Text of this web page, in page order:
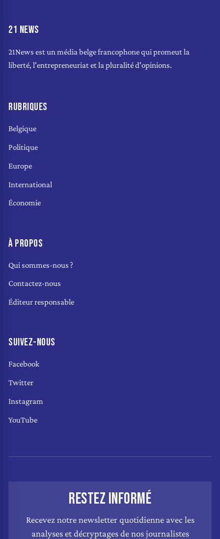
21 NEWS
21News est un média belge francophone qui promeut la
liberté, l'entrepreneuriat et la pluralité d'opinions.
RUBRIQUES
Belgique
Politique
Europe
International
Économie
À PROPOS
Qui sommes-nous ?
Contactez-nous
Éditeur responsable
SUIVEZ-NOUS
Facebook
Twitter
Instagram
YouTube
RESTEZ INFORMÉ
Recevez notre newsletter quotidienne avec les
analyses et décryptages de nos journalistes